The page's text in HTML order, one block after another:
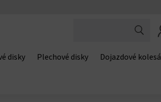
disky Plechové disky Dojazdové kolesá